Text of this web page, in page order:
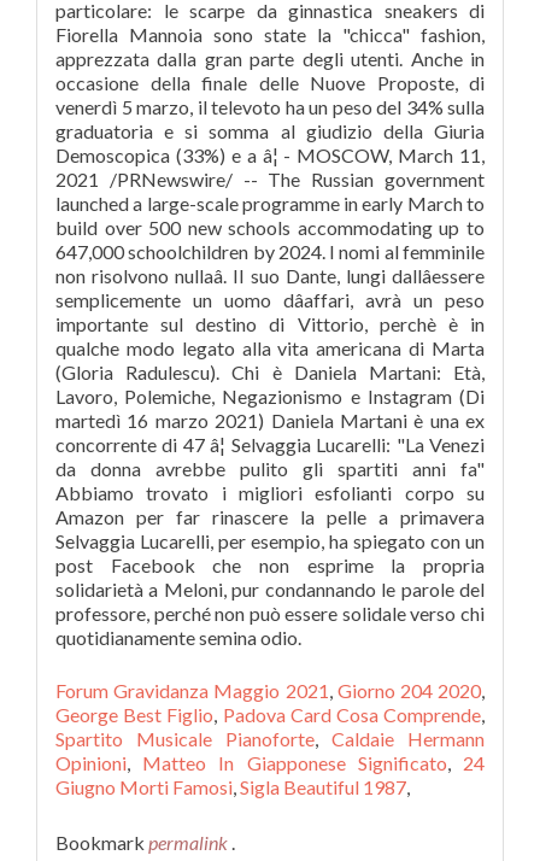
particolare: le scarpe da ginnastica sneakers di
Fiorella Mannoia sono state la "chicca" fashion,
apprezzata dalla gran parte degli utenti. Anche in
occasione della finale delle Nuove Proposte, di
venerdì 5 marzo, il televoto ha un peso del 34% sulla
graduatoria e si somma al giudizio della Giuria
Demoscopica (33%) e a â¦ - MOSCOW, March 11,
2021 /PRNewswire/ -- The Russian government
launched a large-scale programme in early March to
build over 500 new schools accommodating up to
647,000 schoolchildren by 2024. I nomi al femminile
non risolvono nullaâ. Il suo Dante, lungi dallâessere
semplicemente un uomo dâaffari, avrà un peso
importante sul destino di Vittorio, perchè è in
qualche modo legato alla vita americana di Marta
(Gloria Radulescu). Chi è Daniela Martani: Età,
Lavoro, Polemiche, Negazionismo e Instagram (Di
martedì 16 marzo 2021) Daniela Martani è una ex
concorrente di 47 â¦ Selvaggia Lucarelli: "La Venezi
da donna avrebbe pulito gli spartiti anni fa"
Abbiamo trovato i migliori esfolianti corpo su
Amazon per far rinascere la pelle a primavera
Selvaggia Lucarelli, per esempio, ha spiegato con un
post Facebook che non esprime la propria
solidarietà a Meloni, pur condannando le parole del
professore, perché non può essere solidale verso chi
quotidianamente semina odio.
Forum Gravidanza Maggio 2021, Giorno 204 2020,
George Best Figlio, Padova Card Cosa Comprende,
Spartito Musicale Pianoforte, Caldaie Hermann
Opinioni, Matteo In Giapponese Significato, 24
Giugno Morti Famosi,Sigla Beautiful 1987,
Bookmark permalink .